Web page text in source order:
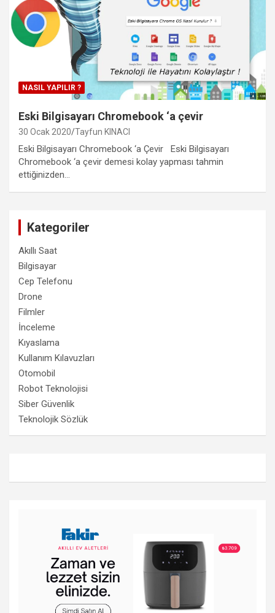
NASIL YAPILIR ?
Eski Bilgisayarı Chromebook ‘a çevir
30 Ocak 2020 Tayfun KINACI
Eski Bilgisayarı Chromebook ‘a Çevir Eski Bilgisayarı
Chromebook ‘a çevir demesi kolay yapması tahmin
ettiğinizden…
Kategoriler
Akıllı Saat
Bilgisayar
Cep Telefonu
Drone
Filmler
İnceleme
Kıyaslama
Kullanım Kılavuzları
Otomobil
Robot Teknolojisi
Siber Güvenlik
Teknolojik Sözlük